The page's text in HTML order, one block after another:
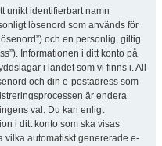
unikt identifierbart namn
lösenord som används för
och en personlig, giltig
Informationen i ditt konto på
i landet som vi finns i. All
och din e-postadress som
är endera
val. Du kan enligt
i ditt konto som ska visas
vilka automatiskt genererade e-